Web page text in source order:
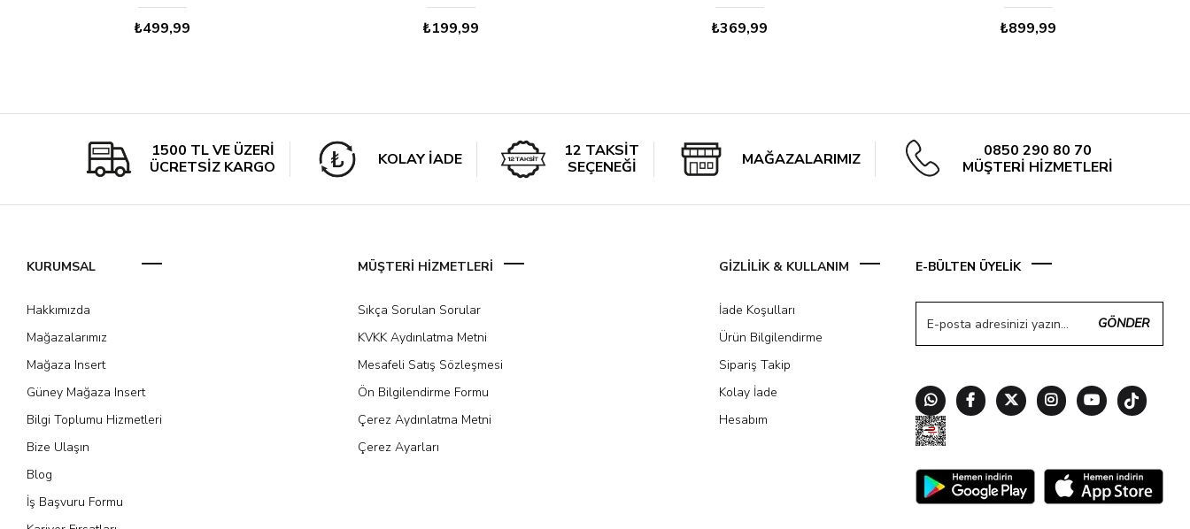
₺499,99 ₺199,99 ₺369,99 ₺899,99
1500 TL VE ÜZERİ
ÜCRETSİZ KARGO
KOLAY İADE
12 TAKSİT
SEÇENEĞİ
MAĞAZALARIMIZ
0850 290 80 70
MÜŞTERİ HİZMETLERİ
KURUMSAL
Hakkımızda
Mağazalarımız
Mağaza Insert
Güney Mağaza Insert
Bilgi Toplumu Hizmetleri
Bize Ulaşın
Blog
İş Başvuru Formu
MÜŞTERİ HİZMETLERİ
Sıkça Sorulan Sorular
KVKK Aydınlatma Metni
Mesafeli Satış Sözleşmesi
Ön Bilgilendirme Formu
Çerez Aydınlatma Metni
Çerez Ayarları
GİZLİLİK & KULLANIM
İade Koşulları
Ürün Bilgilendirme
Sipariş Takip
Kolay İade
Hesabım
E-BÜLTEN ÜYELİK
GÖNDER